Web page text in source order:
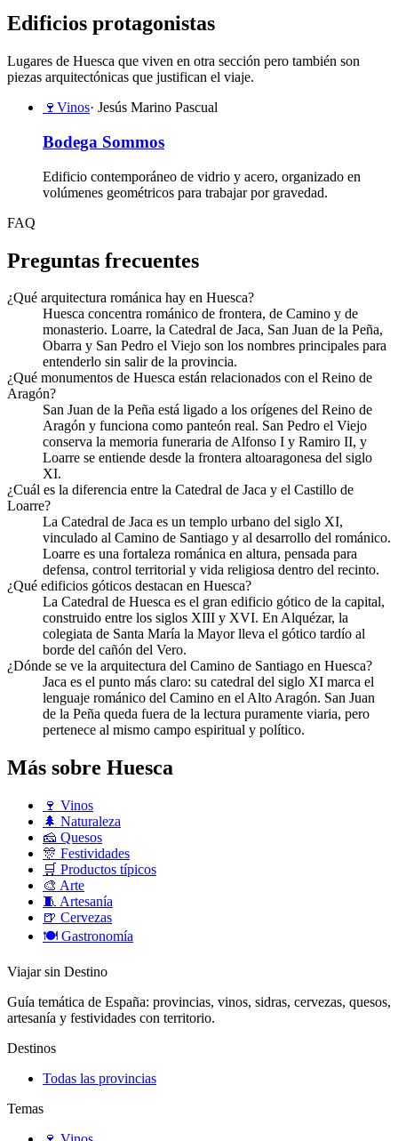
Edificios protagonistas
Lugares de Huesca que viven en otra sección pero también son
piezas arquitectónicas que justifican el viaje.
🍷 Vinos· Jesús Marino Pascual
Bodega Sommos
Edificio contemporáneo de vidrio y acero, organizado en
volúmenes geométricos para trabajar por gravedad.
FAQ
Preguntas frecuentes
¿Qué arquitectura románica hay en Huesca?
Huesca concentra románico de frontera, de Camino y de
monasterio. Loarre, la Catedral de Jaca, San Juan de la Peña,
Obarra y San Pedro el Viejo son los nombres principales para
entenderlo sin salir de la provincia.
¿Qué monumentos de Huesca están relacionados con el Reino de
Aragón?
San Juan de la Peña está ligado a los orígenes del Reino de
Aragón y funciona como panteón real. San Pedro el Viejo
conserva la memoria funeraria de Alfonso I y Ramiro II, y
Loarre se entiende desde la frontera altoaragonesa del siglo
XI.
¿Cuál es la diferencia entre la Catedral de Jaca y el Castillo de
Loarre?
La Catedral de Jaca es un templo urbano del siglo XI,
vinculado al Camino de Santiago y al desarrollo del románico.
Loarre es una fortaleza románica en altura, pensada para
defensa, control territorial y vida religiosa dentro del recinto.
¿Qué edificios góticos destacan en Huesca?
La Catedral de Huesca es el gran edificio gótico de la capital,
construido entre los siglos XIII y XVI. En Alquézar, la
colegiata de Santa María la Mayor lleva el gótico tardío al
borde del cañón del Vero.
¿Dónde se ve la arquitectura del Camino de Santiago en Huesca?
Jaca es el punto más claro: su catedral del siglo XI marca el
lenguaje románico del Camino en el Alto Aragón. San Juan
de la Peña queda fuera de la lectura puramente viaria, pero
pertenece al mismo campo espiritual y político.
Más sobre Huesca
🍷 Vinos
🌲 Naturaleza
🧀 Quesos
🎊 Festividades
🛒 Productos típicos
🎨 Arte
🧵 Artesanía
🍺 Cervezas
🍽️ Gastronomía
Viajar sin Destino
Guía temática de España: provincias, vinos, sidras, cervezas, quesos,
artesanía y festividades con territorio.
Destinos
Todas las provincias
Temas